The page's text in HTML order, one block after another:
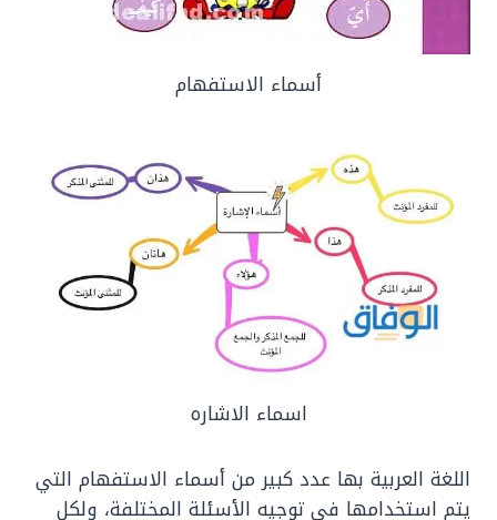
أسماء الاستفهام
اسماء الاشاره
اللغة العربية بها عدد كبير من أسماء الاستفهام التي
يتم استخدامها في توجيه الأسئلة المختلفة، ولكل